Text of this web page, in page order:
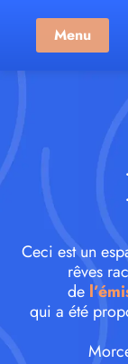
Menu
Ceci est un
rêves
de
qui a été